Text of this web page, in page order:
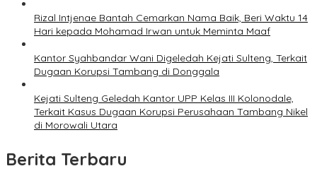
Rizal Intjenae Bantah Cemarkan Nama Baik, Beri Waktu 14
Hari kepada Mohamad Irwan untuk Meminta Maaf
Kantor Syahbandar Wani Digeledah Kejati Sulteng, Terkait
Dugaan Korupsi Tambang di Donggala
Kejati Sulteng Geledah Kantor UPP Kelas III Kolonodale,
Terkait Kasus Dugaan Korupsi Perusahaan Tambang Nikel
di Morowali Utara
Berita Terbaru